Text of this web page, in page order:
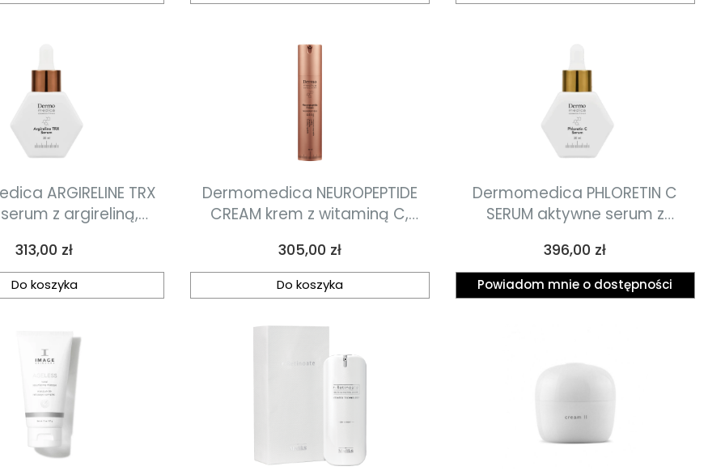
ARGIRELINE TRX
serum z argireliną,
30ml
Cena
313,00 zł
Do koszyka
Dermomedica NEUROPEPTIDE
CREAM krem z witaminą C,
działaniu zbliżonym do toksyny
botulinowej 60ml
Cena
305,00 zł
Do koszyka
Dermomedica PHLORETIN C
SERUM aktywne serum z
ferulowym 30ml
Cena
396,00 zł
Powiadom mnie o dostępności